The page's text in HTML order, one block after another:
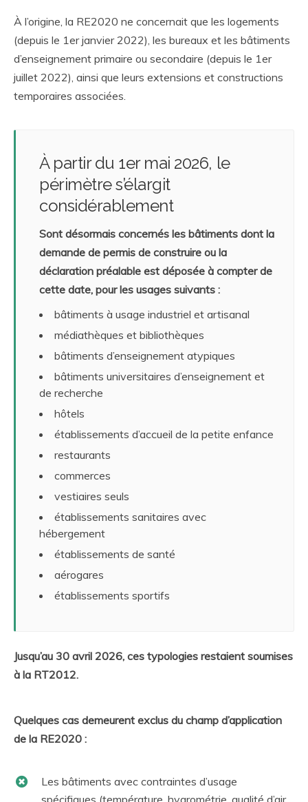
À l’origine, la RE2020 ne concernait que les logements
(depuis le 1er janvier 2022), les bureaux et les bâtiments
d’enseignement primaire ou secondaire (depuis le 1er
juillet 2022), ainsi que leurs extensions et constructions
temporaires associées.
À partir du 1er mai 2026, le
périmètre s’élargit
considérablement
Sont désormais concernés les bâtiments dont la
demande de permis de construire ou la
déclaration préalable est déposée à compter de
cette date, pour les usages suivants :
bâtiments à usage industriel et artisanal
médiathèques et bibliothèques
bâtiments d’enseignement atypiques
bâtiments universitaires d’enseignement et
de recherche
hôtels
établissements d’accueil de la petite enfance
restaurants
commerces
vestiaires seuls
établissements sanitaires avec
hébergement
établissements de santé
aérogares
établissements sportifs
Jusqu’au 30 avril 2026, ces typologies restaient soumises
à la RT2012.
Quelques cas demeurent exclus du champ d’application
de la RE2020 :
Les bâtiments avec contraintes d’usage
spécifiques (température, hygrométrie, qualité d’air